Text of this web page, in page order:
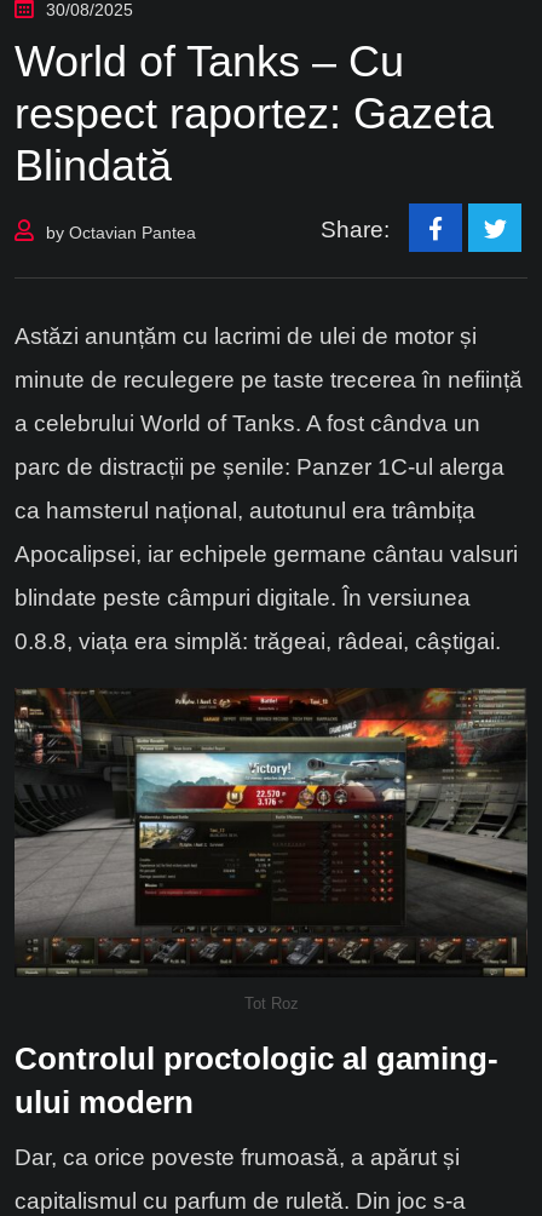
30/08/2025
World of Tanks – Cu
respect raportez: Gazeta
Blindată
by Octavian Pantea Share:
Astăzi anunțăm cu lacrimi de ulei de motor și
minute de reculegere pe taste trecerea în neființă
a celebrului World of Tanks. A fost cândva un
parc de distracții pe șenile: Panzer 1C-ul alerga
ca hamsterul național, autotunul era trâmbița
Apocalipsei, iar echipele germane cântau valsuri
blindate peste câmpuri digitale. În versiunea
0.8.8, viața era simplă: trăgeai, râdeai, câștigai.
Tot Roz
Controlul proctologic al gaming-
ului modern
Dar, ca orice poveste frumoasă, a apărut și
capitalismul cu parfum de ruletă. Din joc s-a